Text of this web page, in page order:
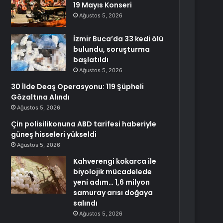
19 Mayıs Konseri
Ağustos 5, 2026
İzmir Buca’da 33 kedi ölü
bulundu, soruşturma
başlatıldı
Ağustos 5, 2026
30 İlde Deaş Operasyonu: 119 Şüpheli
Gözaltına Alındı
Ağustos 5, 2026
Çin polisilikonuna ABD tarifesi haberiyle
güneş hisseleri yükseldi
Ağustos 5, 2026
Kahverengi kokarca ile
biyolojik mücadelede
yeni adım… 1,6 milyon
samuray arısı doğaya
salındı
Ağustos 5, 2026